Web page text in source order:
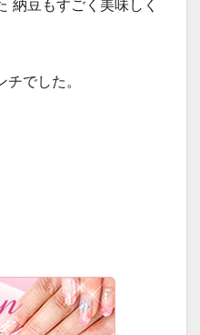
納豆もすごく美味しく
でした。